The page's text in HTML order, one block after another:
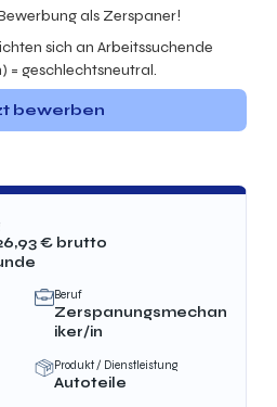
als Zerspaner!
sich an Arbeitssuchende
= geschlechtsneutral.
bewerben
€ brutto
Beruf
Zerspanungsmechan
iker/in
Produkt / Dienstleistung
Autoteile